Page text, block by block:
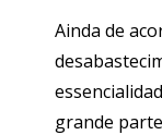
Ainda de
grande